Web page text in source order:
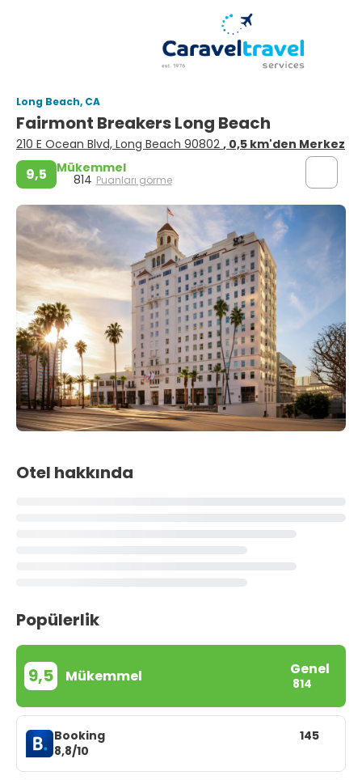
Long Beach, CA
Fairmont Breakers Long Beach
210 E Ocean Blvd, Long Beach 90802 , 0,5 km'den Merkez
9,5 Mükemmel
814 Puanları görme
Otel hakkında
Popülerlik
9,5 Mükemmel Genel
814
Booking
8,8/10
145